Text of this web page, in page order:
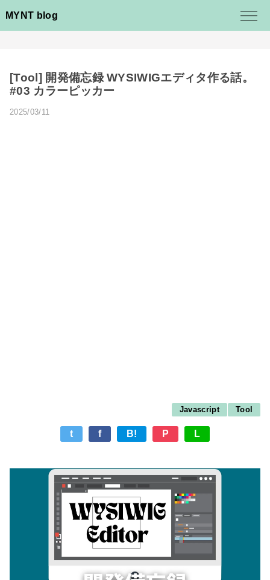
MYNT blog
[Tool] 開発備忘録 WYSIWIGエディタ作る話。
#03 カラーピッカー
2025/03/11
Javascript Tool
t f B! P L